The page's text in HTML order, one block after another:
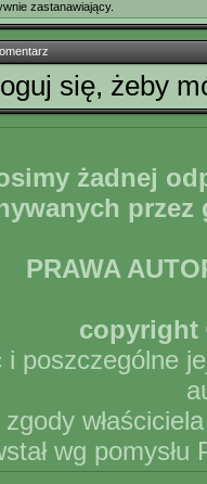
zastanawiający.
się, żeby
żadnej
PRAWA
copyright
i poszczególne
wg